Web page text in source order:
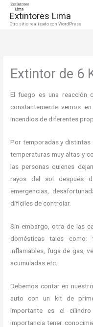
Extintores Lima
Otro sitio realizado con WordPress
Extintor de 6
El fuego es una reacción
constantemente vemos
incendios de diferentes
Por temporadas y distintas
temperaturas muy altas y
las personas quienes
rayos del sol después
emergencias,
difíciles de controlar.
Sin embargo, otra de las
domésticas tales como:
inflamables, fuga de gas,
acumuladas etc.
Debemos contar en
auto con un kit de
importante es el
importancia tener